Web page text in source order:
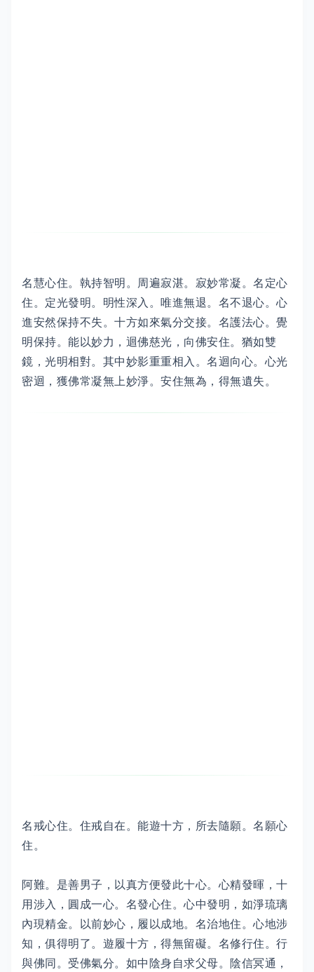
名慧心住。執持智明。周遍寂湛。寂妙常凝。名定心
住。定光發明。明性深入。唯進無退。名不退心。心
進安然保持不失。十方如來氣分交接。名護法心。覺
明保持。能以妙力，迴佛慈光，向佛安住。猶如雙
鏡，光明相對。其中妙影重重相入。名迴向心。心光
密迴，獲佛常凝無上妙淨。安住無為，得無遺失。
名戒心住。住戒自在。能遊十方，所去隨願。名願心
住。
阿難。是善男子，以真方便發此十心。心精發暉，十
用涉入，圓成一心。名發心住。心中發明，如淨琉璃
內現精金。以前妙心，履以成地。名治地住。心地涉
知，俱得明了。遊履十方，得無留礙。名修行住。行
與佛同。受佛氣分。如中陰身自求父母。陰信冥通，